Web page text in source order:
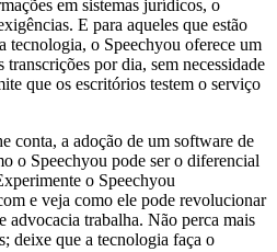
em sistemas jurídicos, o
E para aqueles que estão
tecnologia, o Speechyou oferece um
por dia, sem necessidade
que os escritórios testem o serviço
conta, a adoção de um software de
o Speechyou pode ser o diferencial
o Speechyou
e veja como ele pode revolucionar
advocacia trabalha. Não perca mais
deixe que a tecnologia faça o